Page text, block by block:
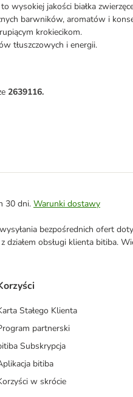
wysokiej jakości białka
barwników, aromatów i
krokiecikom.
tłuszczowych i energii.
2639116.
30 dni. Warunki dostawy
bezpośrednich ofert
obsługi klienta bitiba.
Stałego Klienta
partnerski
Subskrypcja
bitiba
w skrócie